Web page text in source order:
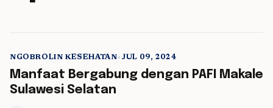
5 min read
NGOBROLIN KESEHATAN• JUL 09, 2024
Manfaat Bergabung dengan PAFI Makale
Sulawesi Selatan